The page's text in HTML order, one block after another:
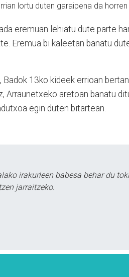
lortu duten garaipena da
eremuan lehiatu dute parte
Eremua bi kaleetan banatu
Badok 13ko kideek errioan
Arraunetxeko aretoan banatu
egin duten bitartean.
irakurleen babesa behar du
jarraitzeko.